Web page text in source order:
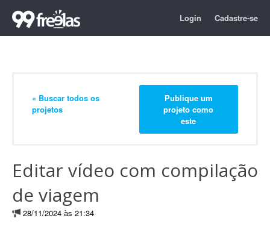
Login Cadastre-se
« Buscar todos os
projetos
Publique um
projeto como
este
Editar vídeo com compilação
de viagem
28/11/2024 às 21:34